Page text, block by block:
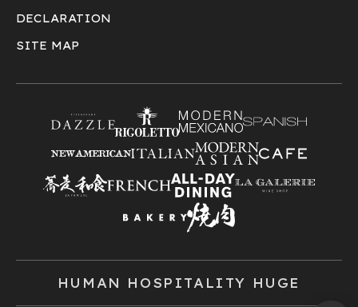
DECLARATION
SITE MAP
HUMAN HOSPITALITY HUGE